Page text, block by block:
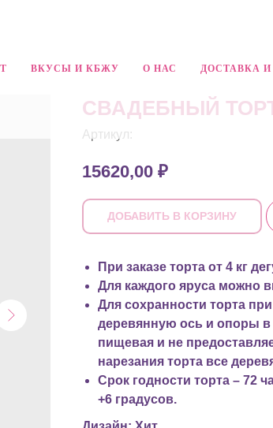
ВКУСЫ И КБЖУ О НАС ДОСТАВКА
СВАДЕБНЫЙ
Артикул:
15620,00 ₽
ДОБАВИТЬ В КОРЗИНУ
При заказе торта от 4 кг
Для каждого яруса можно
Для сохранности торта
деревянную ось и опоры в
пищевая и не
нарезания торта все
Срок годности торта – 72
+6 градусов.